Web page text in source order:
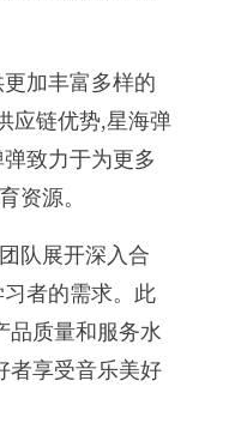
加丰富多样的
应链优势,星海弹
致力于为更多
资源。
队展开深入合
者的需求。此
品质量和服务水
者享受音乐美好